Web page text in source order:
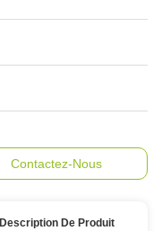
Contactez-Nous
Description De Produit